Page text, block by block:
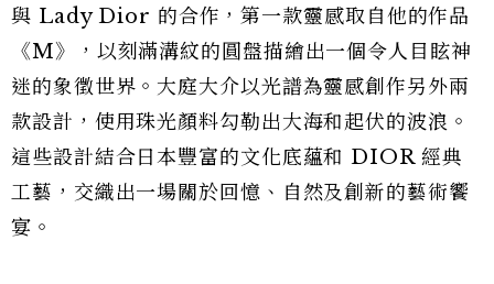
與 Lady Dior 的合作，第一款靈感取自他的作品
《M》，以刻滿溝紋的圓盤描繪出一個令人目眩神
迷的象徵世界。大庭大介以光譜為靈感創作另外兩
款設計，使用珠光顏料勾勒出大海和起伏的波浪。
這些設計結合日本豐富的文化底蘊和 DIOR 經典
工藝，交織出一場關於回憶、自然及創新的藝術饗
宴。